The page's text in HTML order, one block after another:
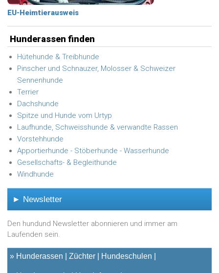
EU-Heimtierausweis
Hunderassen finden
Hütehunde & Treibhunde
Pinscher und Schnauzer, Molosser & Schweizer
Sennenhunde
Terrier
Dachshunde
Spitze und Hunde vom Urtyp
Laufhunde, Schweisshunde & verwandte Rassen
Vorstehhunde
Apportierhunde - Stöberhunde - Wasserhunde
Gesellschafts- & Begleithunde
Windhunde
► Newsletter
Den hundund Newsletter abonnieren und immer am
Laufenden sein.
» Hunderassen Züchter Hundeschulen